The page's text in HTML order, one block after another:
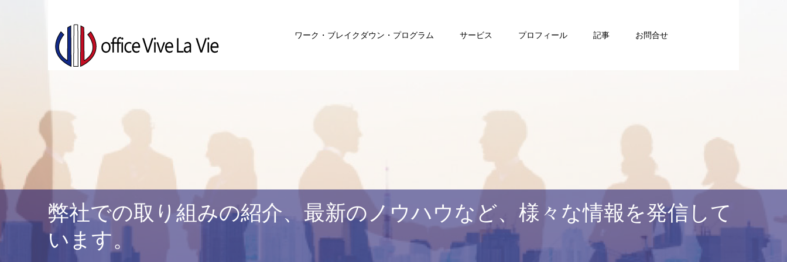
ワーク・ブレイクダウン・プログラム サービス プロフィール 記事 お問合せ
弊社での取り組みの紹介、最新のノウハウなど、様々な情報を発信して
います。